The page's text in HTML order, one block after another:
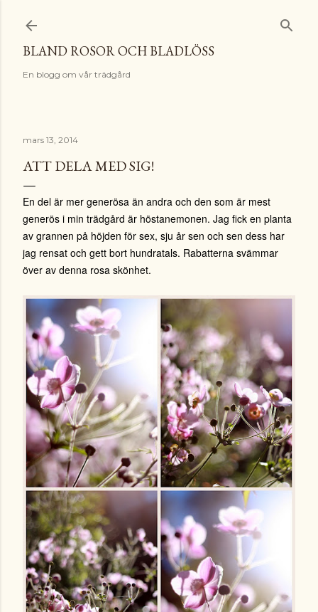
BLAND ROSOR OCH BLADLÖSS
En blogg om vår trädgård
mars 13, 2014
ATT DELA MED SIG!
En del är mer generösa än andra och den som är mest
generös i min trädgård är höstanemonen. Jag fick en planta
av grannen på höjden för sex, sju år sen och sen dess har
jag rensat och gett bort hundratals. Rabatterna svämmar
över av denna rosa skönhet.